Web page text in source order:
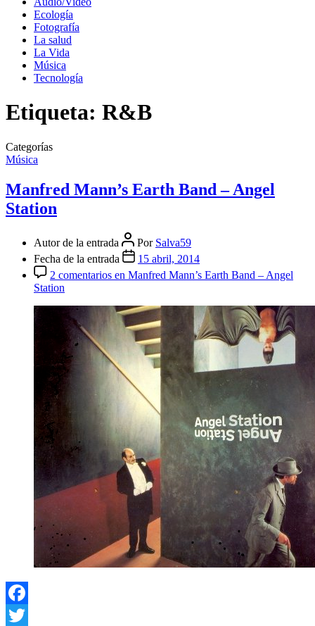
Ecología
Fotografía
La salud
La Vida
Música
Tecnología
Etiqueta: R&B
Categorías
Música
Manfred Mann’s Earth Band – Angel
Station
Autor de la entrada Por Salva59
Fecha de la entrada
15 abril, 2014
2 comentarios en Manfred Mann’s Earth Band – Angel
Station
Facebook